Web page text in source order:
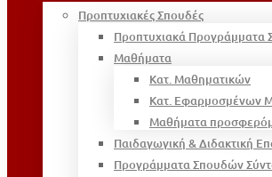
Προπτυχιακές Σπουδές
Προπτυχιακά Προγράμματα
Μαθήματα
Κατ. Μαθηματικών
Κατ. Εφαρμοσμένων
Μαθήματα
Παιδαγωγική & Διδακτική
Προγράμματα Σπουδών